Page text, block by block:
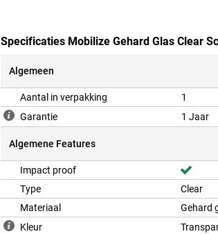
Specificaties Mobilize Gehard Glas Clear
Algemeen
Aantal in verpakking
1
Garantie
1 Jaar
Algemene Features
Impact proof
Type
Clear
Materiaal
Gehard
Kleur